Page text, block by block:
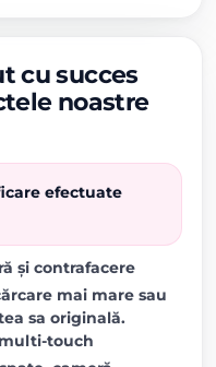
cu succes
noastre
efectuate
și contrafacere
mai mare sau
sa originală.
touch